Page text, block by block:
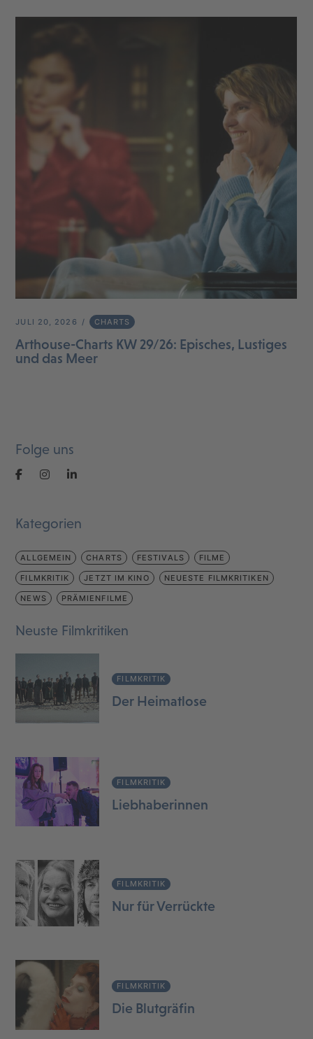
JULI 20, 2026 CHARTS
Arthouse-Charts KW 29/26: Episches, Lustiges
und das Meer
Folge uns
Kategorien
ALLGEMEIN CHARTS FESTIVALS FILME
FILMKRITIK JETZT IM KINO NEUESTE FILMKRITIKEN
NEWS PRÄMIENFILME
Neuste Filmkritiken
FILMKRITIK
Der Heimatlose
FILMKRITIK
Liebhaberinnen
FILMKRITIK
Nur für Verrückte
FILMKRITIK
Die Blutgräfin